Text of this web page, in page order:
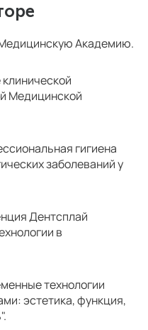
Академию.
Медицинской
гигиена
заболеваний у
Дентсплай
в
технологии
эстетика, функция,